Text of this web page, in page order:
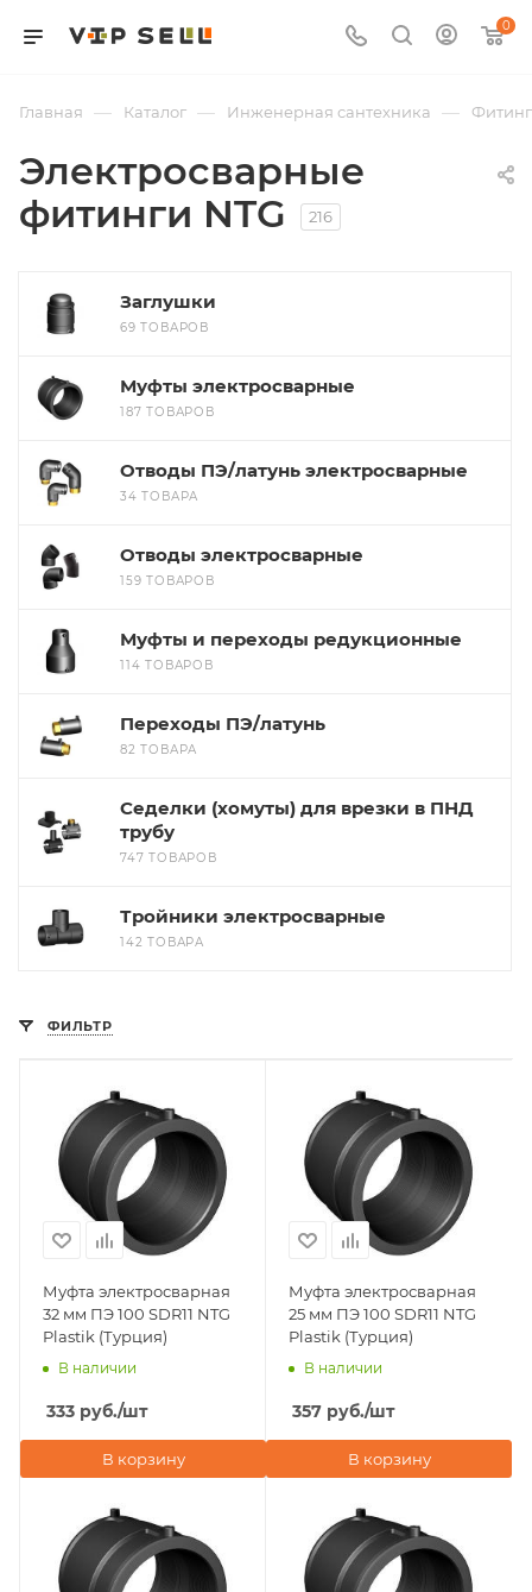
0
Главная — Каталог — Инженерная сантехника —
Электросварные
фитинги NTG
216
Заглушки
69 ТОВАРОВ
Муфты электросварные
187 ТОВАРОВ
Отводы ПЭ/латунь электросварные
34 ТОВАРА
Отводы электросварные
159 ТОВАРОВ
Муфты и переходы редукционные
114 ТОВАРОВ
Переходы ПЭ/латунь
82 ТОВАРА
Седелки (хомуты) для врезки в ПНД
трубу
747 ТОВАРОВ
Тройники электросварные
142 ТОВАРА
ФИЛЬТР
Муфта электросварная
32 мм ПЭ 100 SDR11 NTG
Plastik (Турция)
В наличии
333 руб./шт
В корзину
Муфта электросварная
25 мм ПЭ 100 SDR11 NTG
Plastik (Турция)
В наличии
357 руб./шт
В корзину